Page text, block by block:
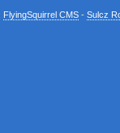
FlyingSquirrel CMS- Sulcz